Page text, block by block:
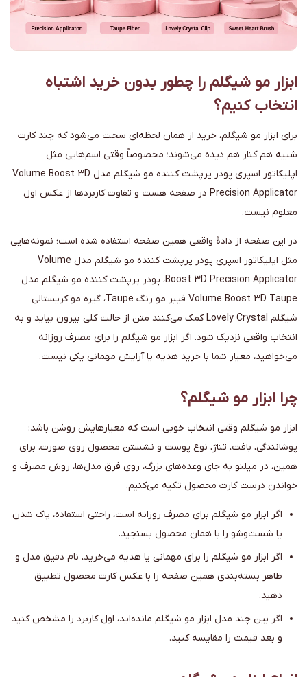
ابزار مو شیگلم را چطور بدون خرید اشتباه
انتخاب کنیم؟
برای ابزار مو شیگلم، خرید از همان لحظه‌ای سخت می‌شود که چند کارت
شبیه هم کنار هم دیده می‌شوند؛ مخصوصاً وقتی اسم‌هایی مثل
اپلیکاتور اسپری پودر پرپشت کننده مو شیگلم مدل Volume Boost 3D
Precision Applicator در صفحه هست و تفاوت کاربردها از عکس اول
معلوم نیست.
در این صفحه از دادهٔ واقعی همین صفحه استفاده شده است؛ نمونه‌هایی
مثل اپلیکاتور اسپری پودر پرپشت کننده مو شیگلم مدل Volume
Boost 3D Precision Applicator، پودر پرپشت کننده مو شیگلم مدل
Volume Boost 3D Taupe فیبر مو رنگ Taupe، گیره مو کریستالی
شیگلم Lovely Crystal کمک می‌کنند متن از حالت کلی بیرون بیاید و به
انتخاب واقعی نزدیک شود. اگر ابزار مو شیگلم را برای مصرف روزانه
می‌خواهید، معیار شما با خرید هدیه یا آرایش مهمانی یکی نیست.
چرا ابزار مو شیگلم؟
ابزار مو شیگلم وقتی انتخاب خوبی است که معیارهایش روشن باشد:
پوشانندگی، بافت، تناژ، نوع پوست و نشستن محصول روی صورت. برای
همین، در میلنو به جای وعده‌های بزرگ، روی فرق مدل‌ها، روش مصرف و
خواندن درست کارت محصول تکیه می‌کنیم.
اگر ابزار مو شیگلم برای مصرف روزانه است، راحتی استفاده، پاک شدن
یا شست‌وشو را با همان محصول بسنجید.
اگر ابزار مو شیگلم را برای مهمانی یا هدیه می‌خرید، نام دقیق مدل و
ظاهر بسته‌بندی همین صفحه را با عکس کارت محصول تطبیق
دهید.
اگر بین چند مدل ابزار مو شیگلم مانده‌اید، اول کاربرد را مشخص کنید
و بعد قیمت را مقایسه کنید.